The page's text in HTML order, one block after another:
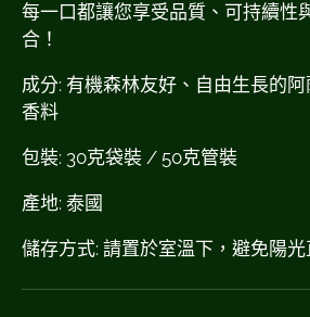
每一口都讓您享受品質、可持續性
合！
成分: 有機森林友好、自由生長的
香料
包裝: 30克袋裝 / 50克管裝
產地: 泰國
儲存方式: 請置於室溫下，避免陽光